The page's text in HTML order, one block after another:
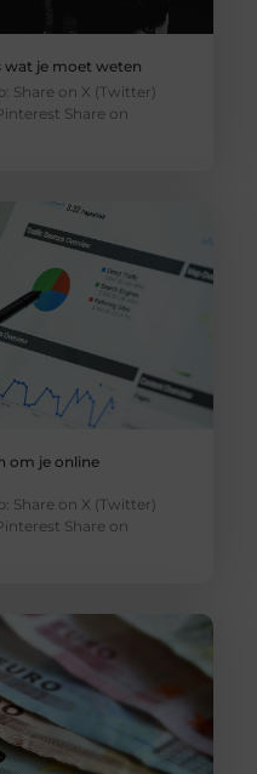
wat je moet weten
Share on X (Twitter)
Share on
om je online
Share on X (Twitter)
Share on